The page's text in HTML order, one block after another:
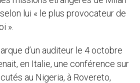
lui « le plus provocateur de
».
d’un auditeur le 4 octobre
en Italie, une conférence sur
au Nigeria, à Rovereto,